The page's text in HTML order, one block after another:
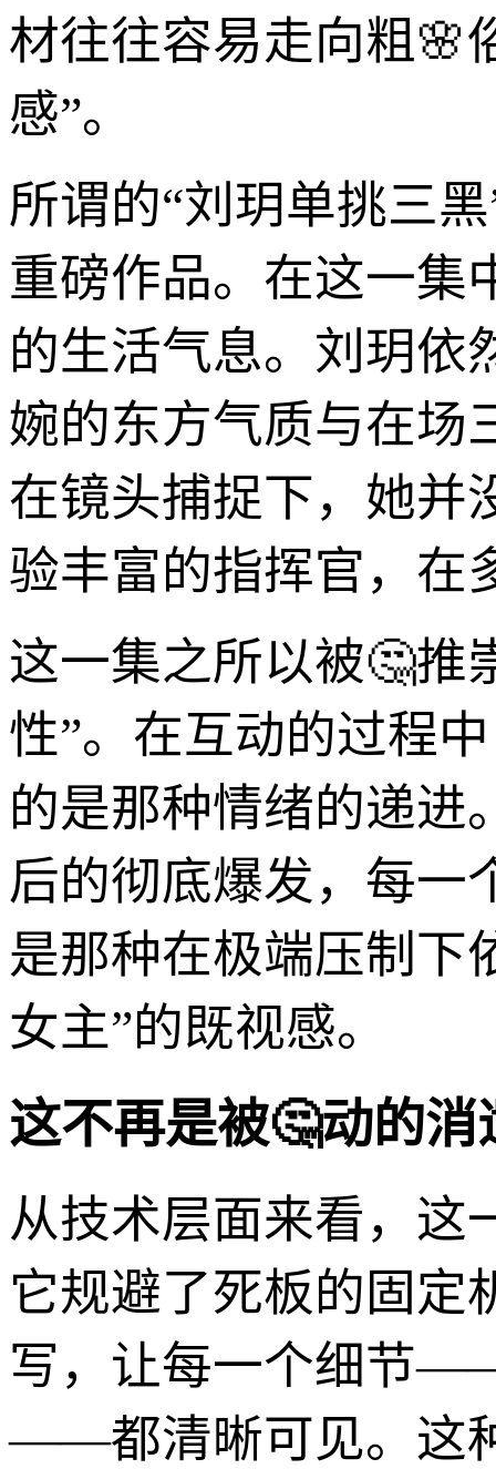
材往往容易走向粗🌸
感”。
所谓的“刘玥单挑三
重磅作品。在这一集
的生活气息。刘玥依
婉的东方气质与在场
在镜头捕捉下，她并
验丰富的指挥官，在
这一集之所以被🤔推
性”。在互动的过程
的是那种情绪的递进
后的彻底爆发，每一
是那种在极端压制下
女主”的既视感。
这不再是被🤔动的
从技术层面来看，这
它规避了死板的固定
写，让每一个细节
——都清晰可见。这